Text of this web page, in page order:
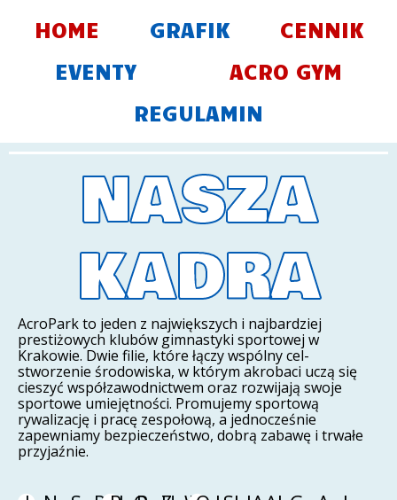
HOME GRAFIK
CENNIK
EVENTY
ACRO GYM
REGULAMIN
NASZA
KADRA
AcroPark to jeden z największych i najbardziej
prestiżowych klubów gimnastyki sportowej w
Krakowie. Dwie filie, które łączy wspólny cel-
stworzenie środowiska, w którym akrobaci uczą się
cieszyć współzawodnictwem oraz rozwijają swoje
sportowe umiejętności. Promujemy sportową
rywalizację i pracę zespołową, a jednocześnie
zapewniamy bezpieczeństwo, dobrą zabawę i trwałe
przyjaźnie.